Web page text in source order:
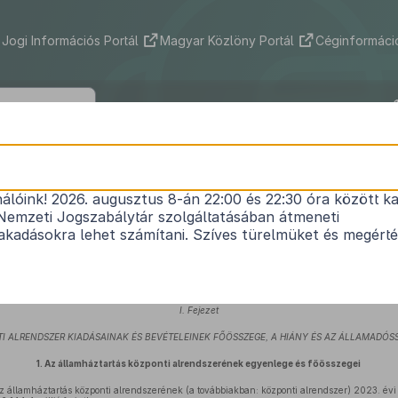
Információs Portál Magyar Közlöny Portál
2022. évi XXV. törvény
2023. évi központi költségvetéséről
Hatályos: 2023. 04. 06. – 2032. 12. 30.
I. Fejezet
ALRENDSZER KIADÁSAINAK ÉS BEVÉTELEINEK FŐÖSSZEGE, A HIÁNY ÉS AZ
1. Az államháztartás központi alrendszerének egyenlege és főösszegei
államháztartás központi alrendszerének (a továbbiakban: központi alrendszer) 2023. évi
2026. augusztus 8-án 22:00 és 22:30 óra között
Jogszabálytár szolgáltatásában átmeneti
lehet számítani. Szíves türelmüket és